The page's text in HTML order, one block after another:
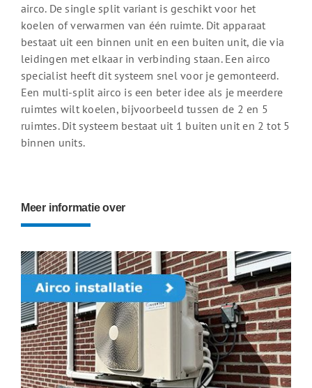
airco. De single split variant is geschikt voor het
koelen of verwarmen van één ruimte. Dit apparaat
bestaat uit een binnen unit en een buiten unit, die via
leidingen met elkaar in verbinding staan. Een airco
specialist heeft dit systeem snel voor je gemonteerd.
Een multi-split airco is een beter idee als je meerdere
ruimtes wilt koelen, bijvoorbeeld tussen de 2 en 5
ruimtes. Dit systeem bestaat uit 1 buiten unit en 2 tot 5
binnen units.
Meer informatie over